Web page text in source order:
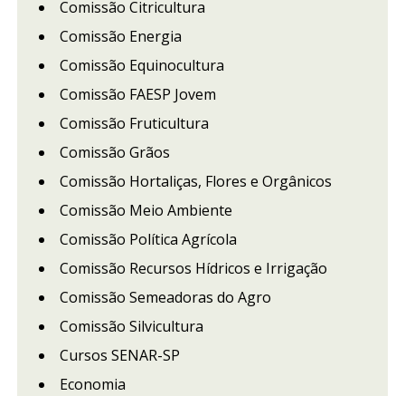
Comissão Citricultura
Comissão Energia
Comissão Equinocultura
Comissão FAESP Jovem
Comissão Fruticultura
Comissão Grãos
Comissão Hortaliças, Flores e Orgânicos
Comissão Meio Ambiente
Comissão Política Agrícola
Comissão Recursos Hídricos e Irrigação
Comissão Semeadoras do Agro
Comissão Silvicultura
Cursos SENAR-SP
Economia